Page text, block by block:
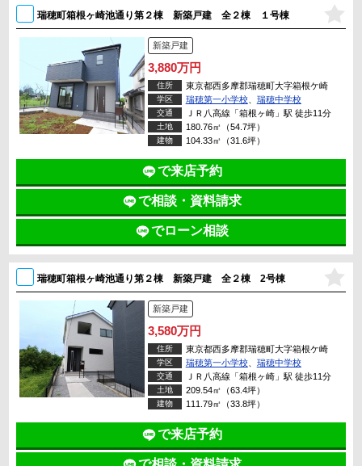
瑞穂町箱根ヶ崎池通り第２棟 新築戸建 全２棟 １号棟
新築戸建
3,880万円
住所 東京都西多摩郡瑞穂町大字箱根ケ崎
学区 瑞穂第一小学校、 瑞穂中学校
交通 ＪＲ八高線「箱根ヶ崎」駅 徒歩11分
土地 180.76㎡（54.7坪）
建物 104.33㎡（31.6坪）
で来店予約
で相談・資料請求
でローン相談
瑞穂町箱根ヶ崎池通り第２棟 新築戸建 全２棟 2号棟
新築戸建
3,580万円
住所 東京都西多摩郡瑞穂町大字箱根ケ崎
学区 瑞穂第一小学校、 瑞穂中学校
交通 ＪＲ八高線「箱根ヶ崎」駅 徒歩11分
土地 209.54㎡（63.4坪）
建物 111.79㎡（33.8坪）
で来店予約